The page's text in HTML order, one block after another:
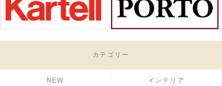
カテゴリー
NEW インテリア